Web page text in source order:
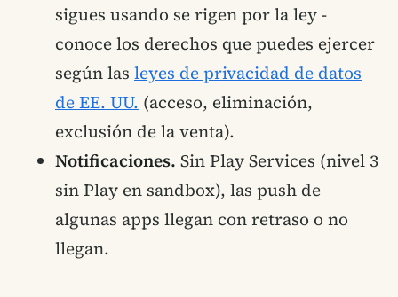
sigues usando se rigen por la ley -
conoce los derechos que puedes ejercer
según las leyes de privacidad de datos
de EE. UU. (acceso, eliminación,
exclusión de la venta).
Notificaciones. Sin Play Services (nivel 3
sin Play en sandbox), las push de
algunas apps llegan con retraso o no
llegan.